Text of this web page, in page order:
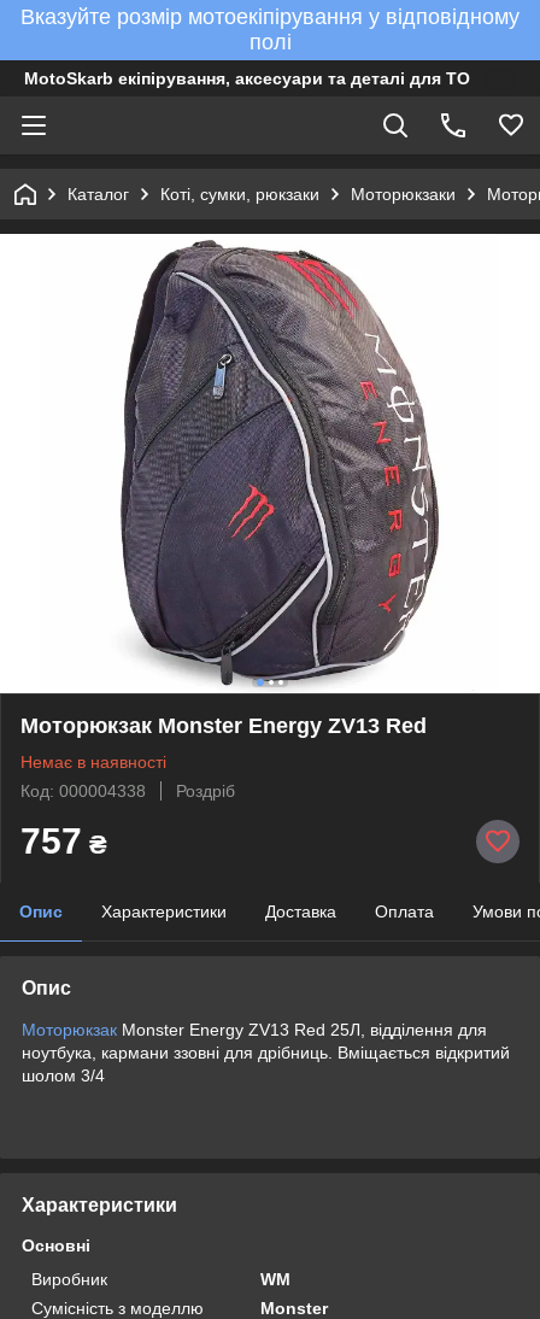
Вказуйте розмір мотоекіпірування у відповідному
полі
MotoSkarb екіпірування, аксесуари та деталі для ТО
Каталог Коті, сумки, рюкзаки Моторюкзаки
Моторюкзак Monster Energy ZV13 Red
Немає в наявності
Код: 000004338
Роздріб
757 ₴
Опис Характеристики Доставка Оплата Умови
Опис
Моторюкзак Monster Energy ZV13 Red 25Л, відділення для
ноутбука, кармани ззовні для дрібниць. Вміщається відкритий
шолом 3/4
Характеристики
Основні
Виробник
WM
Сумісність з моделлю
Monster